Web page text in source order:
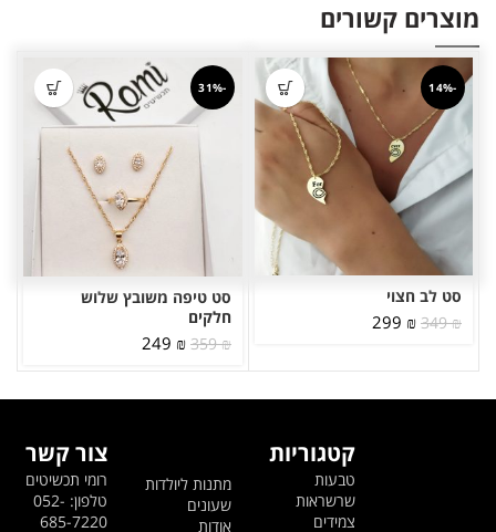
מוצרים קשורים
-14%
סט לב חצוי
349₪
המחיר
299 ₪
-31%
סט טיפה משובץ שלוש
חלקים
359₪
המחיר
359 ₪.
249 ₪
249 ₪.
צור קשר
רומי תכשיטים
טלפון: 052-
685-7220
מתנות ליולדות
שעונים
אודות
קטגוריות
טבעות
שרשראות
צמידים